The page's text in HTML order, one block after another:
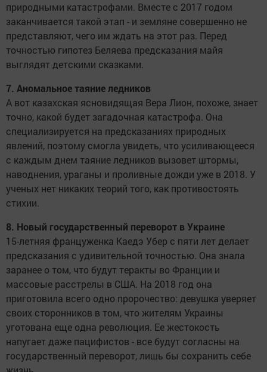
природными катастрофами. Вместе с 2017 годом
заканчивается такой этап - и земляне совершенно не
представляют, чего им ждать на этот раз. Перед
точностью гипотез Беляева предсказания майя
выглядят детскими сказками.
7. Аномальное таяние ледников
А вот казахская ясновидящая Вера Лион, похоже, знает
точно, какой будет загадочная катастрофа. Она
специализируется на предсказаниях природных
явлений, поэтому смогла увидеть, что усиливающееся
с каждым днем таяние ледников вызовет штормы,
наводнения, ураганы и проливные дожди уже в 2018. У
ученых нет никаких теорий того, как противостоять
стихии.
8. Новый государственный переворот в Украине
15-летняя француженка Каедэ Убер с пяти лет делает
предсказания с удивительной точностью. Она знала
заранее о том, что будут теракты во Франции и
массовые расстрелы в США. На 2018 год она
приготовила всего одно пророчество: девушка уверяет
своих сторонников в том, что жителям Украины
уготована еще одна революция. Ее жестокость
напугает даже пацифистов - все будут согласны на
государственный переворот, лишь бы сохранить себе